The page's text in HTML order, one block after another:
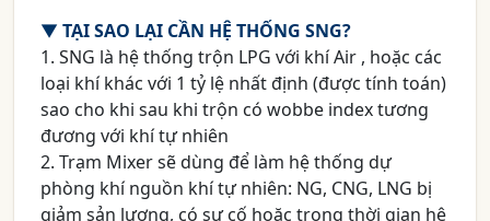
▼ TẠI SAO LẠI CẦN HỆ THỐNG SNG?
1. SNG là hệ thống trộn LPG với khí Air , hoặc các
loại khí khác với 1 tỷ lệ nhất định (được tính toán)
sao cho khi sau khi trộn có wobbe index tương
đương với khí tự nhiên
2. Trạm Mixer sẽ dùng để làm hệ thống dự
phòng khí nguồn khí tự nhiên: NG, CNG, LNG bị
giảm sản lượng, có sự cố hoặc trong thời gian hệ